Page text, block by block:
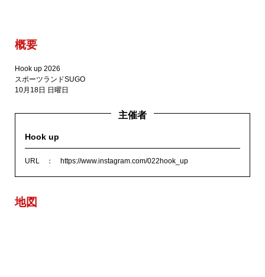
概要
Hook up 2026
スポーツランドSUGO
10月18日 日曜日
主催者
Hook up
URL https://www.instagram.com/022hook_up
地図